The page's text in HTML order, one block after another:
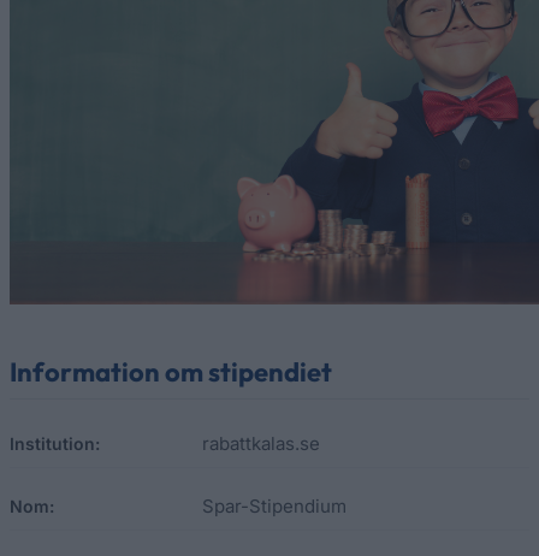
Information om stipendiet
Institution: rabattkalas.se
Nom: Spar-Stipendium